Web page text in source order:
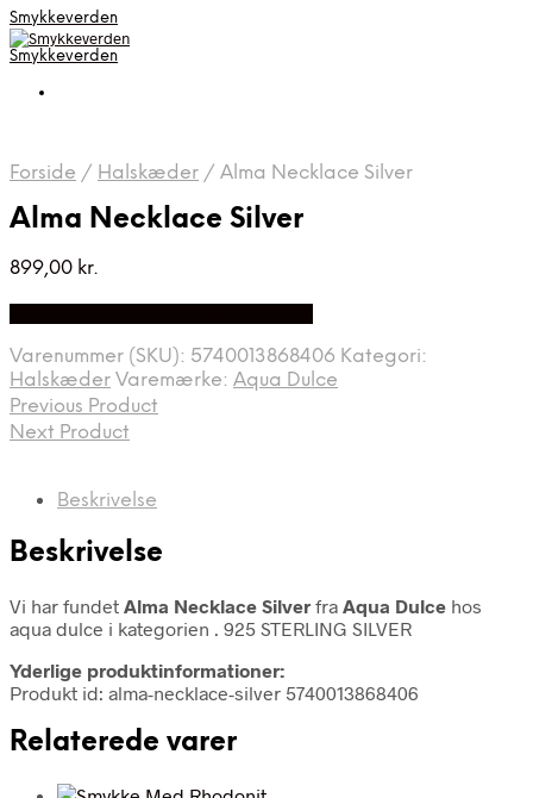
Smykkeverden
Smykkeverden
Forside / Halskæder / Alma Necklace Silver
Alma Necklace Silver
899,00 kr.
Varenummer (SKU): 5740013868406 Kategori:
Halskæder Varemærke: Aqua Dulce
Previous Product
Next Product
Beskrivelse
Beskrivelse
Vi har fundet Alma Necklace Silver fra Aqua Dulce hos
aqua dulce i kategorien . 925 STERLING SILVER
Yderlige produktinformationer:
Produkt id: alma-necklace-silver 5740013868406
Relaterede varer